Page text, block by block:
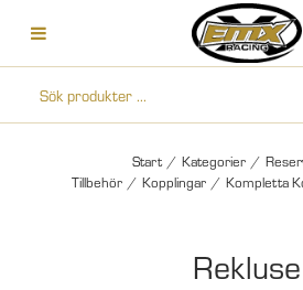
Start / Kategorier /
Tillbehör / Kopplingar / Kompletta
Rekluse